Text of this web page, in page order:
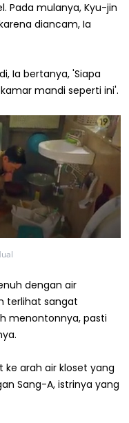
Pada mulanya, Kyu-jin
diancam, Ia
Ia bertanya, 'Siapa
mandi seperti ini'.
dengan air
terlihat sangat
menontonnya, pasti
ke arah air kloset yang
Sang-A, istrinya yang